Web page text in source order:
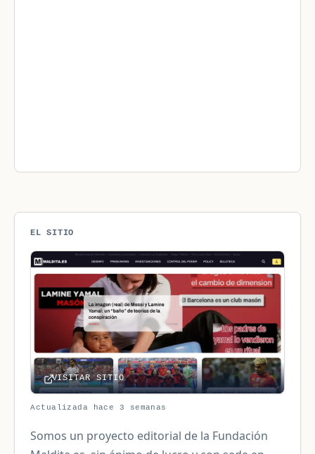
EL SITIO
VISITAR SITIO
Actualizada hace 3 semanas
Somos un proyecto editorial de la Fundación